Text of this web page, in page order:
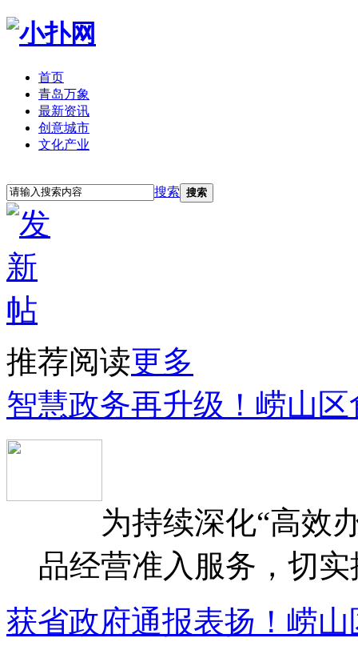
首页
青岛万象
最新资讯
创意城市
文化产业
搜索 搜索
推荐阅读更多
智慧政务再升级！崂山
为持续深化“高效办
品经营准入服务，切
获省政府通报表扬！崂